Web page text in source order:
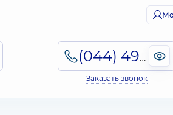
(044) 495-2-888
Заказать звонок